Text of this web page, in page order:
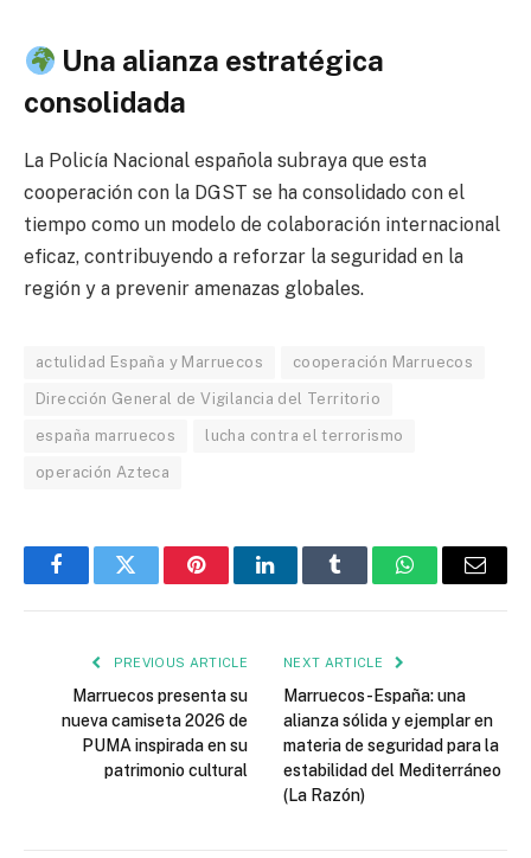
Una alianza estratégica
consolidada
La Policía Nacional española subraya que esta
cooperación con la DGST se ha consolidado con el
tiempo como un modelo de colaboración internacional
eficaz, contribuyendo a reforzar la seguridad en la
región y a prevenir amenazas globales.
actulidad España y Marruecos cooperación Marruecos
Dirección General de Vigilancia del Territorio
españa marruecos lucha contra el terrorismo
operación Azteca
FacebookTwitter PinterestLinkedInTumblr WhatsAppEmail
PREVIOUS ARTICLE
Marruecos presenta su
nueva camiseta 2026 de
PUMA inspirada en su
patrimonio cultural
NEXT ARTICLE
Marruecos-España: una
alianza sólida y ejemplar en
materia de seguridad para la
estabilidad del Mediterráneo
(La Razón)